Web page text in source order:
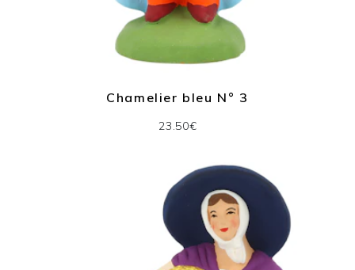
Chamelier bleu N° 3
23.50€